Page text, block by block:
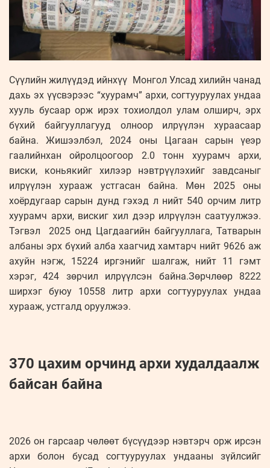
Сүүлийн жилүүдэд ийнхүү Монгол Улсад хилийн чанад
дахь эх үүсвэрээс “хуурамч” архи, согтууруулах ундаа
хууль бусаар орж ирэх тохиолдол улам олширч, эрх
бүхий байгууллагууд олноор илрүүлэн хураасаар
байна. Жишээлбэл, 2024 оны Цагаан сарын үеэр
гаалийнхан ойролцоогоор 2.0 тонн хуурамч архи,
виски, коньякийг хилээр нэвтрүүлэхийг завдсаныг
илрүүлэн хурааж устгасан байна. Мөн 2025 оны
хоёрдугаар сарын дунд гэхэд л нийт 540 орчим литр
хуурамч архи, вискиг хил дээр илрүүлэн саатуулжээ.
Тэгвэл 2025 онд Цагдаагийн байгууллага, Татварын
албаны эрх бүхий алба хаагчид хамтарч нийт 9626 аж
ахуйн нэгж, 15224 иргэнийг шалгаж, нийт 11 гэмт
хэрэг, 424 зөрчил илрүүлсэн байна.Зөрчлөөр 8222
ширхэг буюу 10558 литр архи согтууруулах ундаа
хурааж, устгалд оруулжээ.
370 цахим орчинд архи худалдаалж
байсан байна
2026 он гарсаар чөлөөт бүсүүдээр нэвтэрч орж ирсэн
архи болон бусад согтууруулах ундааны зүйлсийг